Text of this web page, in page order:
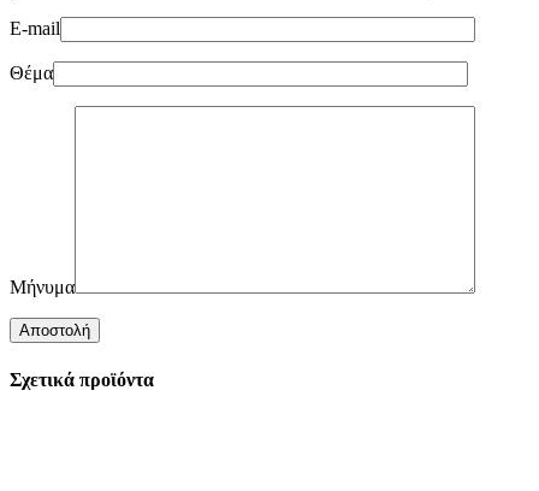
E-mail
Θέμα
Μήνυμα
Σχετικά προϊόντα